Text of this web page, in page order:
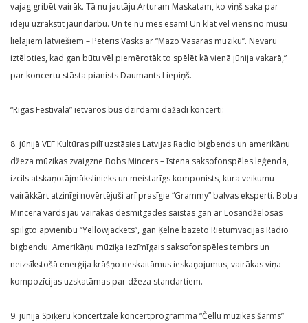
vajag gribēt vairāk. Tā nu jautāju Arturam Maskatam, ko viņš saka par
ideju uzrakstīt jaundarbu. Un te nu mēs esam! Un klāt vēl viens no mūsu
lielajiem latviešiem – Pēteris Vasks ar “Mazo Vasaras mūziku”. Nevaru
iztēloties, kad gan būtu vēl piemērotāk to spēlēt kā vienā jūnija vakarā,”
par koncertu stāsta pianists Daumants Liepiņš.
“Rīgas Festivāla” ietvaros būs dzirdami dažādi koncerti:
8. jūnijā VEF Kultūras pilī uzstāsies Latvijas Radio bigbends un amerikāņu
džeza mūzikas zvaigzne Bobs Mincers – īstena saksofonspēles leģenda,
izcils atskaņotājmākslinieks un meistarīgs komponists, kura veikumu
vairākkārt atzinīgi novērtējuši arī prasīgie “Grammy” balvas eksperti. Boba
Mincera vārds jau vairākas desmitgades saistās gan ar Losandželosas
spilgto apvienību “Yellowjackets”, gan Ķelnē bāzēto Rietumvācijas Radio
bigbendu. Amerikāņu mūziķa iezīmīgais saksofonspēles tembrs un
neizsīkstošā enerģija krāšņo neskaitāmus ieskaņojumus, vairākas viņa
kompozīcijas uzskatāmas par džeza standartiem.
9. jūnijā Spīķeru koncertzālē koncertprogrammā “Čellu mūzikas šarms”